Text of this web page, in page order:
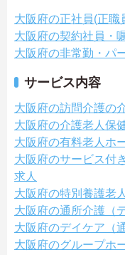
大阪府の正社員(正職
大阪府の契約社員・
大阪府の非常勤・パ
サービス内容
大阪府の訪問介護の
大阪府の介護老人保
大阪府の有料老人ホ
大阪府のサービス付
求人
大阪府の特別養護老
大阪府の通所介護（
大阪府のデイケア（
大阪府のグループホ